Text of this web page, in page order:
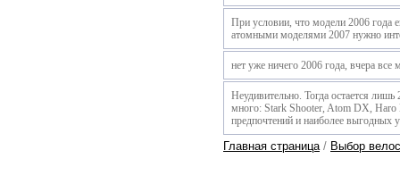
При условии, что модели 2006 года
атомными моделями 2007 нужно
нет уже ничего 2006 года, вчера все
Неудивительно. Тогда остается
много: Stark Shooter, Atom DX, Haro
предпочтений и наиболее выгодных
Главная страница/ Выбор